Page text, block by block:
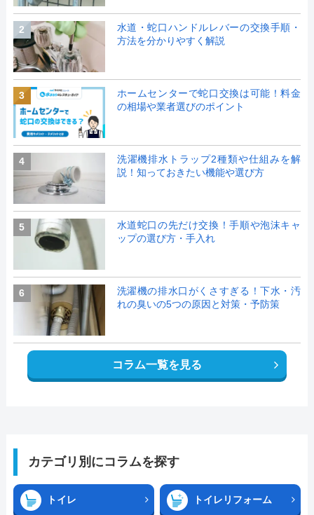
2
水道・蛇口ハンドルレバーの交換手順・
方法を分かりやすく解説
3
ホームセンターで蛇口交換は可能！料金
の相場や業者選びのポイント
4
洗濯機排水トラップ2種類や仕組みを解
説！知っておきたい機能や選び方
5
水道蛇口の先だけ交換！手順や泡沫キャ
ップの選び方・手入れ
6
洗濯機の排水口がくさすぎる！下水・汚
れの臭いの5つの原因と対策・予防策
コラム一覧を見る
カテゴリ別にコラムを探す
トイレ トイレリフォーム